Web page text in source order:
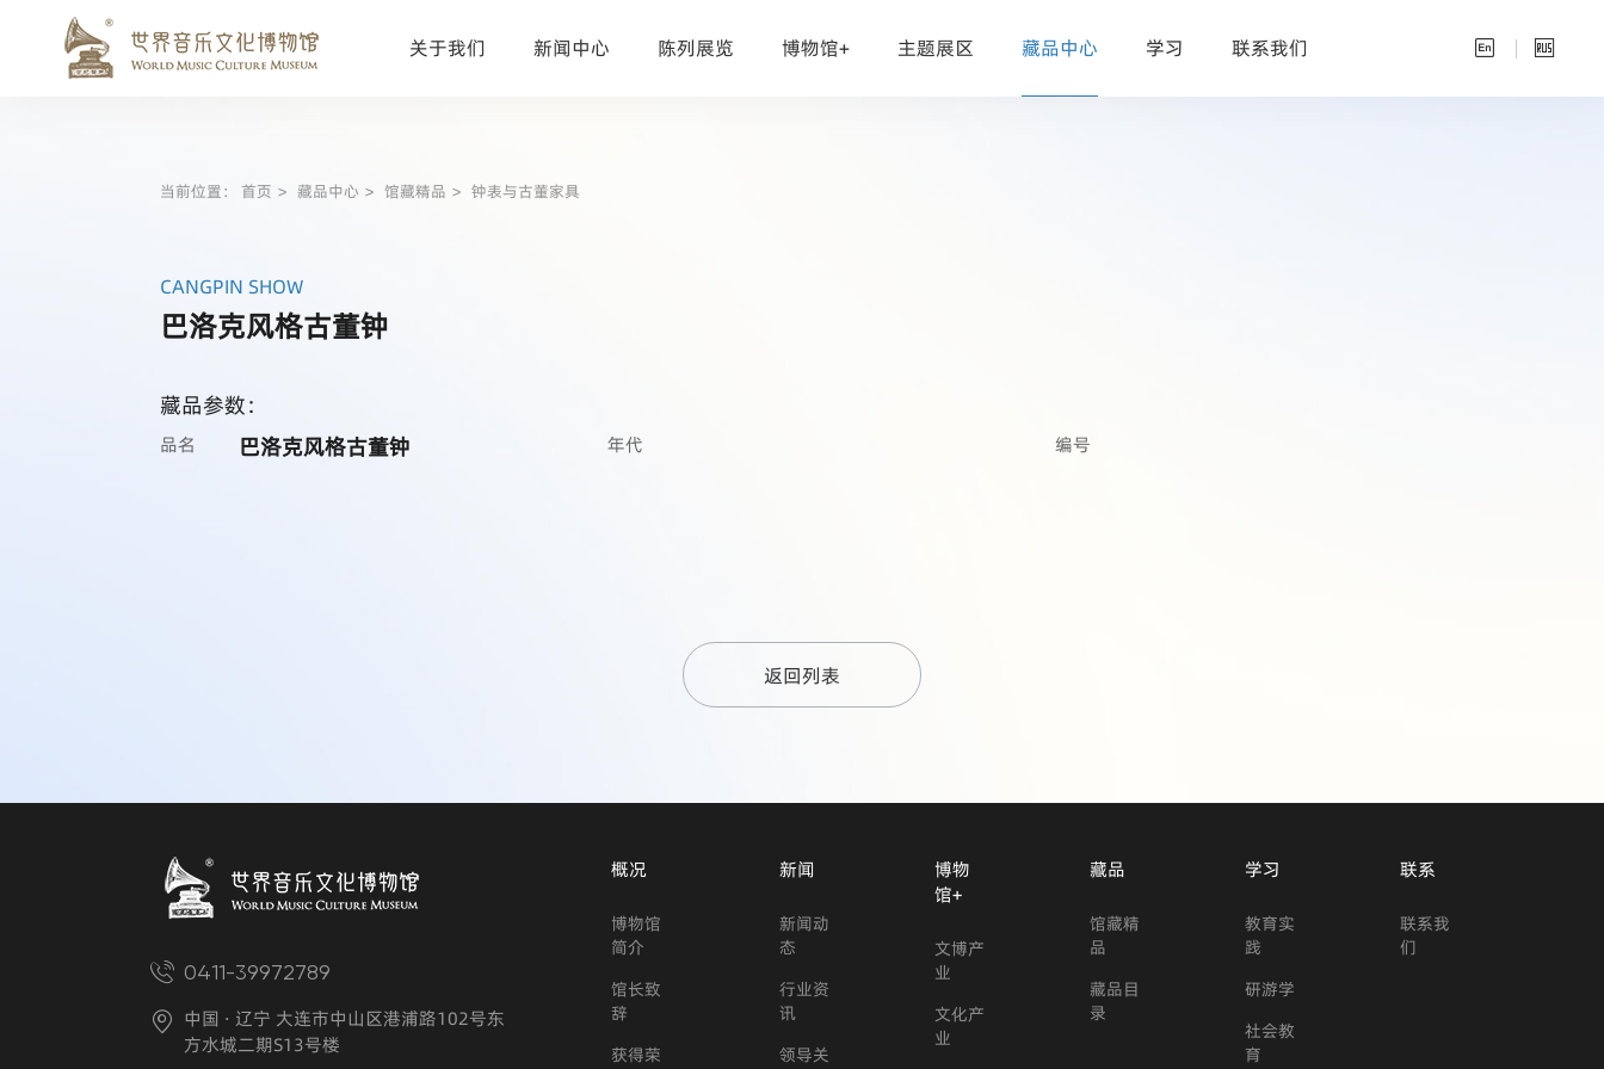
关于我们 新闻中心 陈列展览 博物馆+ 主题展区 藏品中心 学习 联系我们  
当前位置：首页 藏品中心 馆藏精品 钟表与古董家具
CANGPIN SHOW
巴洛克风格古董钟
藏品参数：
品名 巴洛克风格古董钟 年代 编号
返回列表
0411-39972789
中国 · 辽宁 大连市中山区港浦路102号东
方水城二期S13号楼
概况
博物馆
简介
馆长致
辞
获得荣
新闻
新闻动
态
行业资
讯
领导关
博物
馆+
文博产
业
文化产
业
藏品
馆藏精
品
藏品目
录
学习
教育实
践
研游学
社会教
育
联系
联系我
们